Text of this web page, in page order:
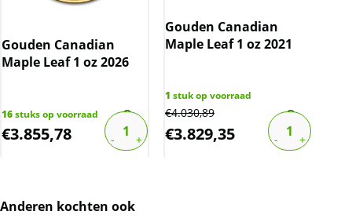
Gouden munten zijn vrijgesteld van btw.
Gouden Canadian
Maple Leaf 1 oz 2026
16stuks op voorraad
€3.855,78
Gouden Canadian
Maple Leaf 1 oz 2021
1 stuk op voorraad
€4.030,89
€3.829,35
Anderen kochten ook